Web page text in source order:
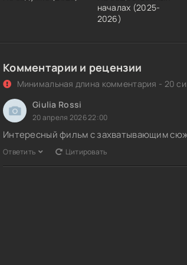
началах (2025-
2026)
Комментарии и рецензии
Минимальная длина комментария - 20
Giulia Rossi
20 апреля 2026 22:00
Интересный фильм с захватывающим
Ответить Цитировать